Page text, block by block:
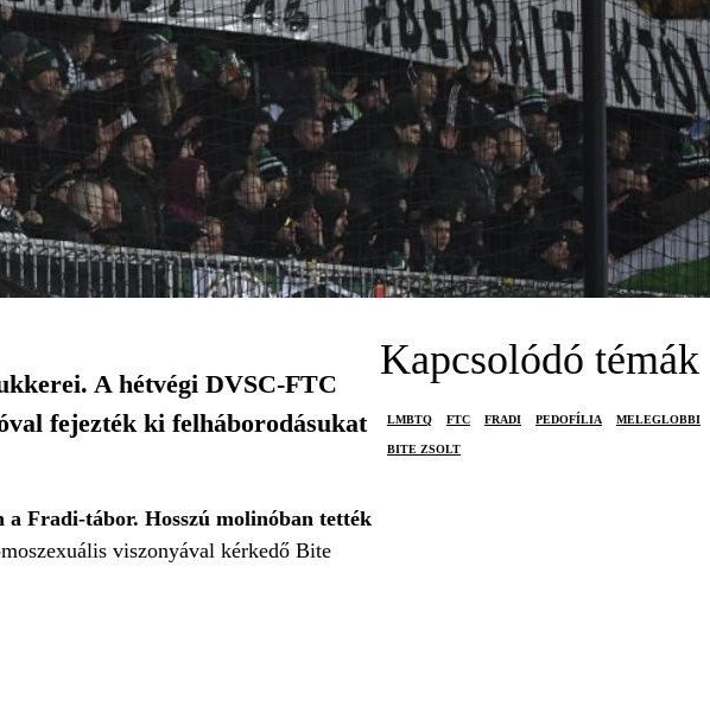
A hétvégi DVSC-FTC
fejezték ki felháborodásukat
a Fradi-tábor. Hosszú molinóban tették
viszonyával kérkedő Bite
Kapcsolódó témák
LMBTQ FTC FRADI PEDOFÍLIA MELEGLOBBI
BITE ZSOLT